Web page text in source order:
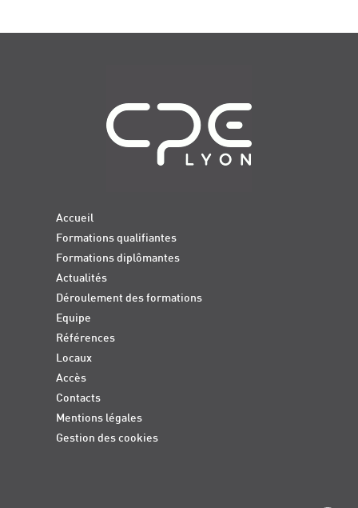
Accueil
Formations qualifiantes
Formations diplômantes
Actualités
Déroulement des formations
Equipe
Références
Locaux
Accès
Contacts
Mentions légales
Gestion des cookies